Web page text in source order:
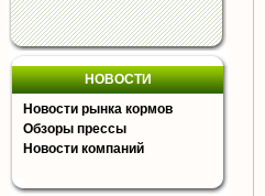
НОВОСТИ
Новости рынка кормов
Обзоры прессы
Новости компаний